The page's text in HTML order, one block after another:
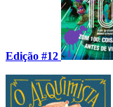
Edição #12